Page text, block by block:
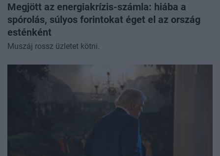
Megjött az energiakrízis-számla: hiába a
spórolás, súlyos forintokat éget el az ország
esténként
Muszáj rossz üzletet kötni.